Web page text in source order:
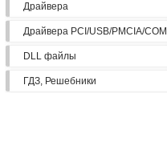
Драйвера
Драйвера PCI/USB/PMCIA/COM
DLL файлы
ГДЗ, Решебники